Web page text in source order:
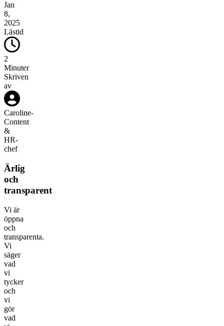
Jan
8,
2025
Lästid
2
Minuter
Skriven
av
Caroline-
Content
&
HR-
chef
Ärlig
och
transparent
Vi är
öppna
och
transparenta.
Vi
säger
vad
vi
tycker
och
vi
gör
vad